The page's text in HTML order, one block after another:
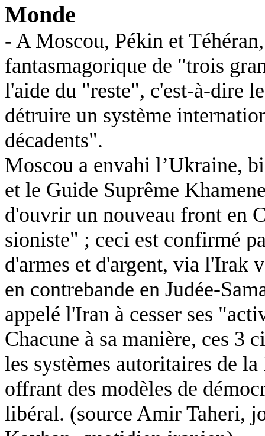
Monde
- A Moscou, Pékin et
fantasmagorique de "trois
l'aide du "reste", c'est-à-dire
détruire un système
décadents".
Moscou a envahi l’Ukraine,
et le Guide Suprême
d'ouvrir un nouveau front en
sioniste" ; ceci est confirmé
d'armes et d'argent, via l'Irak
en contrebande en Judée-
appelé l'Iran à cesser ses
Chacune à sa manière, ces 3
les systèmes autoritaires de
offrant des modèles de
libéral. (source Amir Taheri,